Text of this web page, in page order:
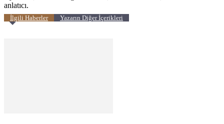
anlatıcı.
İlgili Haberler Yazarın Diğer İçerikleri